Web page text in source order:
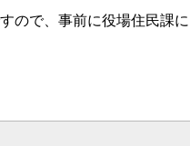
ので、事前に役場住民課に